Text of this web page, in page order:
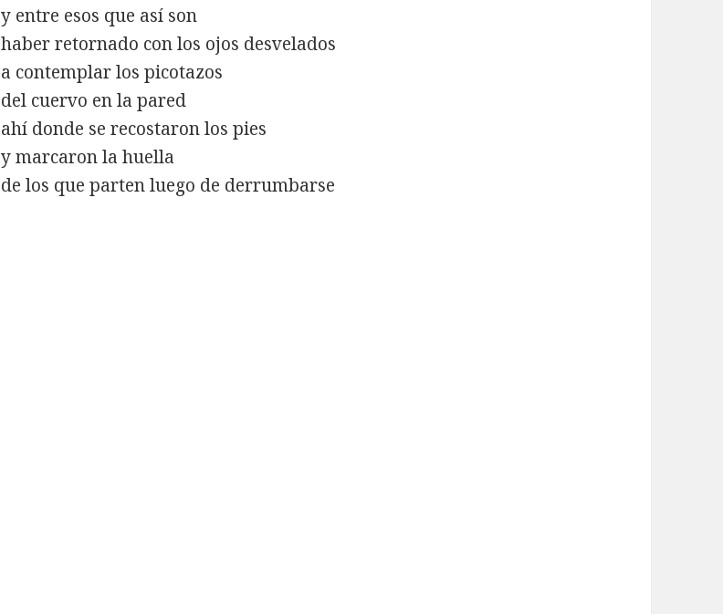
y entre esos que así son
haber retornado con los ojos desvelados
a contemplar los picotazos
del cuervo en la pared
ahí donde se recostaron los pies
y marcaron la huella
de los que parten luego de derrumbarse